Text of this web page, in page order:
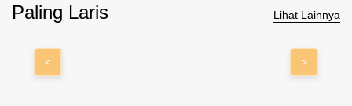
Paling Laris Lihat Lainnya
< >